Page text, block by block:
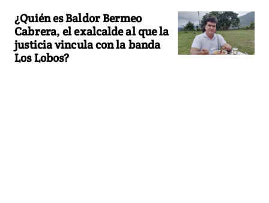
¿Quién es Baldor Bermeo
Cabrera, el exalcalde al que la
justicia vincula con la banda
Los Lobos?